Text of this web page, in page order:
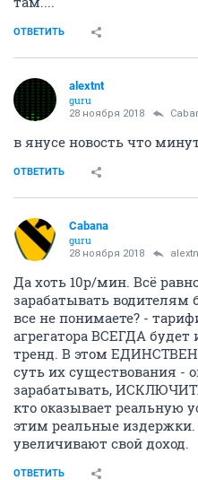
ОТВЕТИТЬ
alextnt
guru
28 ноября 2018
в янусе новость что
ОТВЕТИТЬ
Cabana
guru
28 ноября 2018
Да хоть 10р/мин. Всё
зарабатывать
все не понимаете? -
агрегатора ВСЕГДА
тренд. В этом
суть их существования -
зарабатывать,
кто оказывает реальную
этим реальные
увеличивают свой доход.
ОТВЕТИТЬ